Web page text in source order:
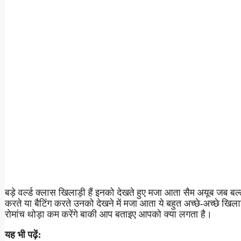
बड़े वर्ल्ड क्लास खिलाड़ी हैं इनको देखते हुए मजा आता सैम अयूब जब
करते या बैटिंग करते उनको देखने में मजा आता ये बहुत अच्छे-अच्छे
रोमांच थोड़ा कम करेंगे बाकी आप बताइए आपको क्या लगता है।
यह भी पढ़ें: